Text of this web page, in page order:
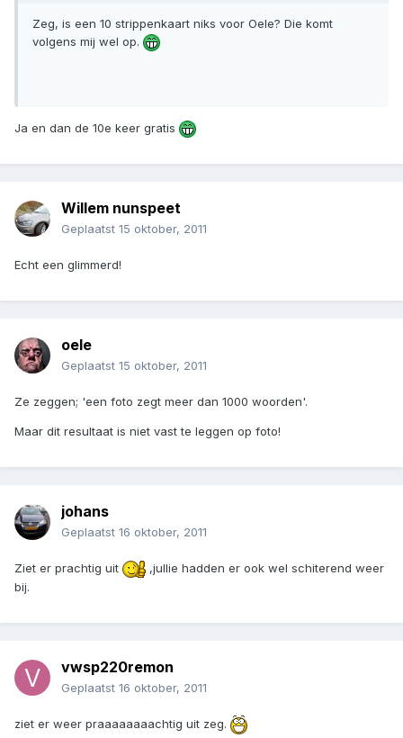
Zeg, is een 10 strippenkaart niks voor Oele? Die komt
volgens mij wel op.
Ja en dan de 10e keer gratis
Willem nunspeet
Geplaatst 15 oktober, 2011
Echt een glimmerd!
oele
Geplaatst 15 oktober, 2011
Ze zeggen; 'een foto zegt meer dan 1000 woorden'.
Maar dit resultaat is niet vast te leggen op foto!
johans
Geplaatst 16 oktober, 2011
Ziet er prachtig uit
,jullie hadden er ook wel schiterend weer
bij.
vwsp220remon
Geplaatst 16 oktober, 2011
ziet er weer praaaaaaaachtig uit zeg.